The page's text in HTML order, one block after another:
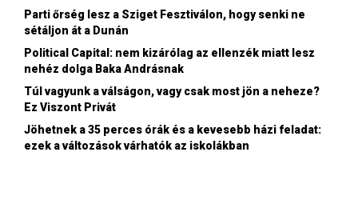
Parti őrség lesz a Sziget Fesztiválon, hogy senki ne
sétáljon át a Dunán
Political Capital: nem kizárólag az ellenzék miatt lesz
nehéz dolga Baka Andrásnak
Túl vagyunk a válságon, vagy csak most jön a neheze?
Ez Viszont Privát
Jöhetnek a 35 perces órák és a kevesebb házi feladat:
ezek a változások várhatók az iskolákban